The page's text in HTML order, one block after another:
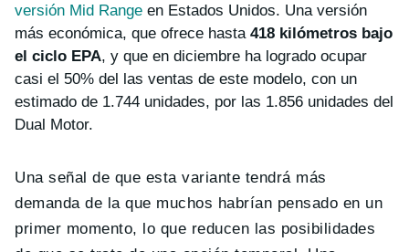
versión Mid Range en Estados Unidos. Una versión
más económica, que ofrece hasta 418 kilómetros bajo
el ciclo EPA, y que en diciembre ha logrado ocupar
casi el 50% del las ventas de este modelo, con un
estimado de 1.744 unidades, por las 1.856 unidades del
Dual Motor.
Una señal de que esta variante tendrá más
demanda de la que muchos habrían pensado en un
primer momento, lo que reducen las posibilidades